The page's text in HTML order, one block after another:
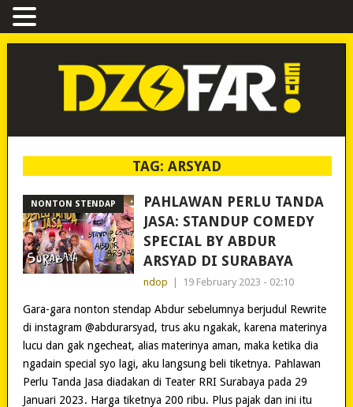
TAG:ARSYAD
NONTON STENDAP
PAHLAWAN PERLU TANDA
JASA: STANDUP COMEDY
SPECIAL BY ABDUR
ARSYAD DI SURABAYA
ndop 19 February 2023 - 02:10
Gara-gara nonton stendap Abdur sebelumnya berjudul Rewrite
di instagram @abdurarsyad, trus aku ngakak, karena materinya
lucu dan gak ngecheat, alias materinya aman, maka ketika dia
ngadain special syo lagi, aku langsung beli tiketnya. Pahlawan
Perlu Tanda Jasa diadakan di Teater RRI Surabaya pada 29
Januari 2023. Harga tiketnya 200 ribu. Plus pajak dan ini itu